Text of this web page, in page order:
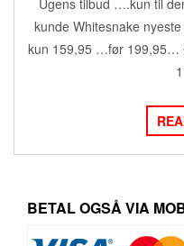
Ugens tilbud ….kun til
kunde Whitesnake
kun 159,95 …før 199,95…
BETAL OGSÅ VIA